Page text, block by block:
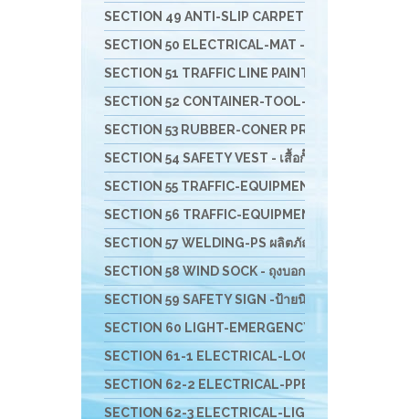
SECTION 49 ANTI-SLIP CARPET & RUBBER
SECTION 50 ELECTRICAL-MAT - แผ่นพื้นยางกันไ
SECTION 51 TRAFFIC LINE PAINTING -งานทาสี ตี
SECTION 52 CONTAINER-TOOL-CUSTO-รถเข็น-
SECTION 53 RUBBER-CONER PROTECTORS - ย
SECTION 54 SAFETY VEST - เสื้อกั๊กจราจร
SECTION 55 TRAFFIC-EQUIPMENT - อุปกรณ์งานจ
SECTION 56 TRAFFIC-EQUIPMENT
SECTION 57 WELDING-PS ผลิตภัณฑ์
SECTION 58 WIND SOCK - ถุงบอกทิศทางลม
SECTION 59 SAFETY SIGN -ป้ายนิรภัย-เครื่องพิมม์
SECTION 60 LIGHT-EMERGENCY-ไฟฉุกเฉินนิรภั
SECTION 61-1 ELECTRICAL-LOCKOUT
SECTION 62-2 ELECTRICAL-PPE &
SECTION 62-3 ELECTRICAL-LIGHT-ติดตั้งสายล่อฟ้